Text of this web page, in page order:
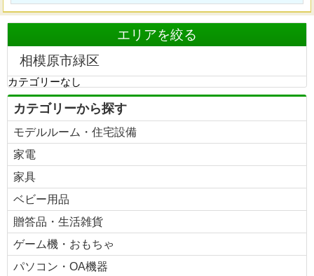
エリアを絞る
相模原市緑区
カテゴリーなし
カテゴリーから探す
モデルルーム・住宅設備
家電
家具
ベビー用品
贈答品・生活雑貨
ゲーム機・おもちゃ
パソコン・OA機器